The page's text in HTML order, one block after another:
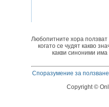
Любопитните хора
когато се чудят какво
какви синоними има
Споразумение за ползване
Copyright ©